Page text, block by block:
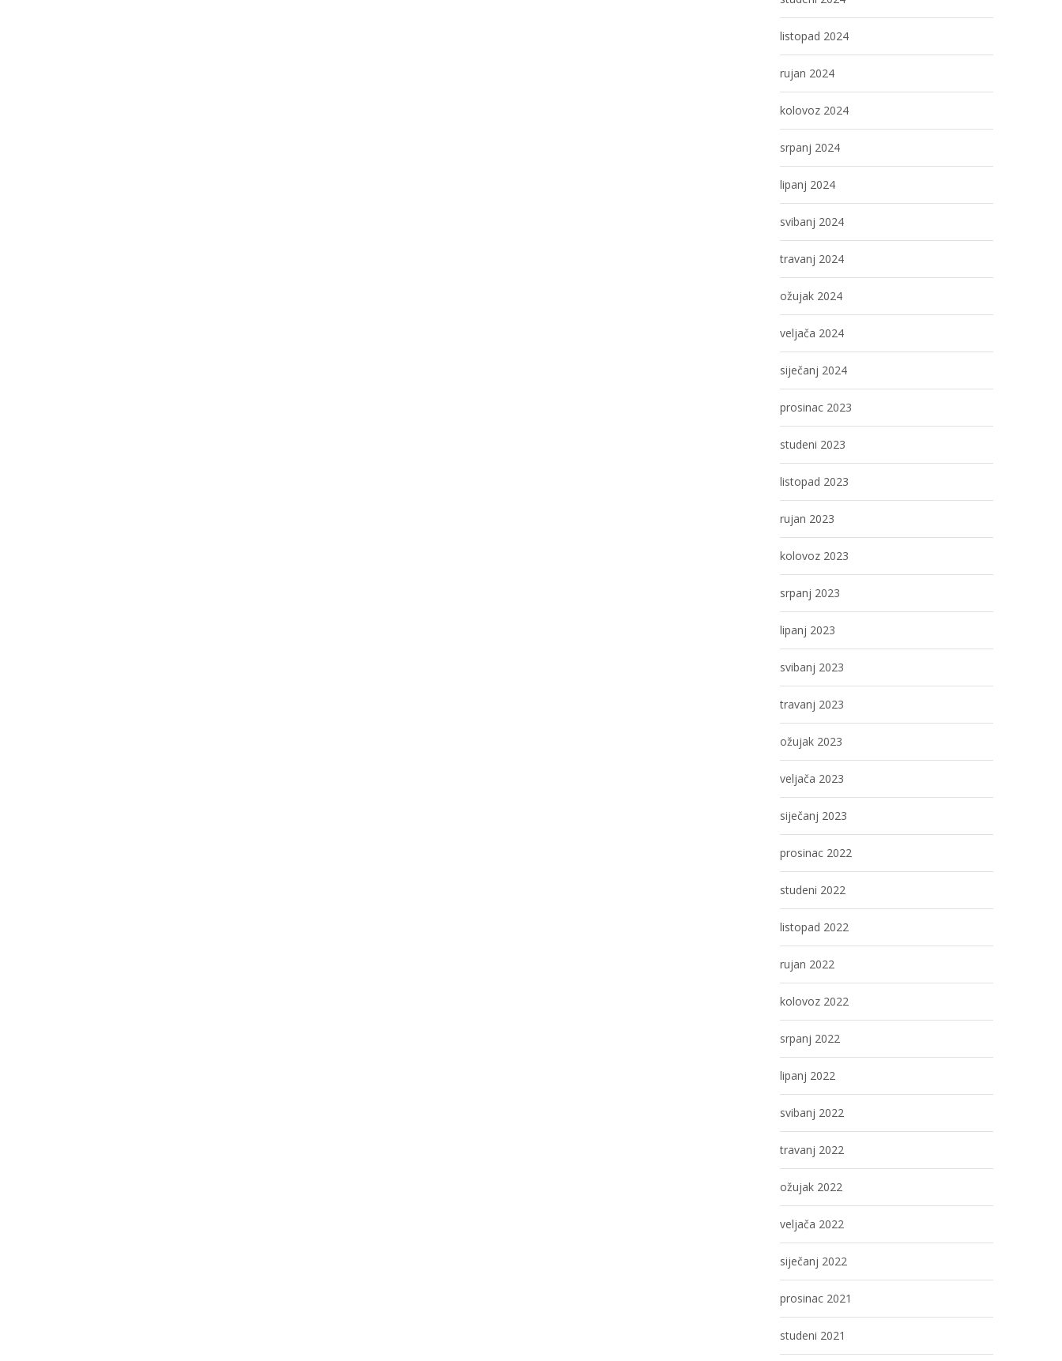
listopad 2024
rujan 2024
kolovoz 2024
srpanj 2024
lipanj 2024
svibanj 2024
travanj 2024
ožujak 2024
veljača 2024
siječanj 2024
prosinac 2023
studeni 2023
listopad 2023
rujan 2023
kolovoz 2023
srpanj 2023
lipanj 2023
svibanj 2023
travanj 2023
ožujak 2023
veljača 2023
siječanj 2023
prosinac 2022
studeni 2022
listopad 2022
rujan 2022
kolovoz 2022
srpanj 2022
lipanj 2022
svibanj 2022
travanj 2022
ožujak 2022
veljača 2022
siječanj 2022
prosinac 2021
studeni 2021